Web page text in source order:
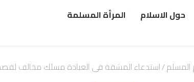
حول الاسلام المرأة المسلمة
المسلم/استدعاء المشقة في العبادة مسلك مخالف